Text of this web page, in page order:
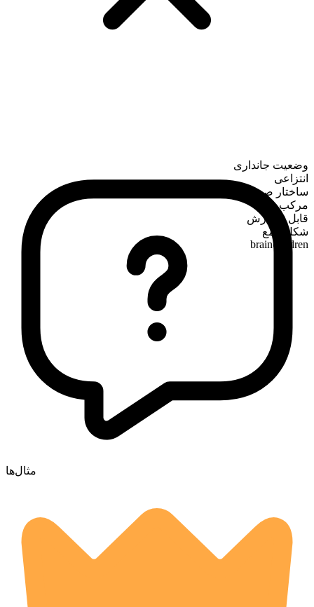
وضعیت جانداری
انتزاعی
ساختار صرفی
مرکب
قابل شمارش
شکل جمع
brainchildren
مثال‌ها